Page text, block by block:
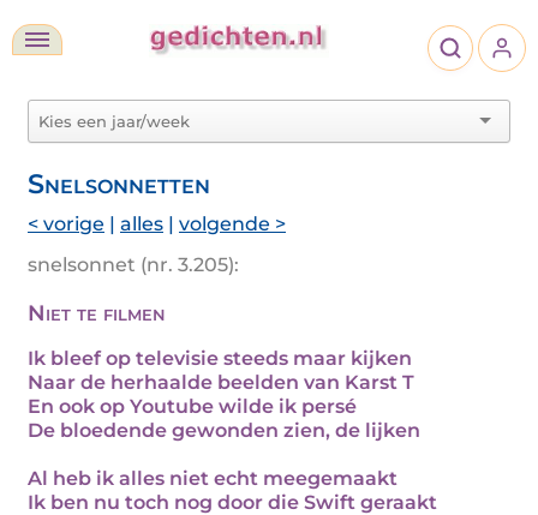
Snelsonnetten
< vorige | alles | volgende >
snelsonnet (nr. 3.205):
Niet te filmen
Ik bleef op televisie steeds maar kijken
Naar de herhaalde beelden van Karst T
En ook op Youtube wilde ik persé
De bloedende gewonden zien, de lijken
Al heb ik alles niet echt meegemaakt
Ik ben nu toch nog door die Swift geraakt